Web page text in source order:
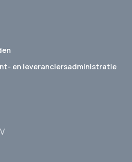
en leveranciersadministratie